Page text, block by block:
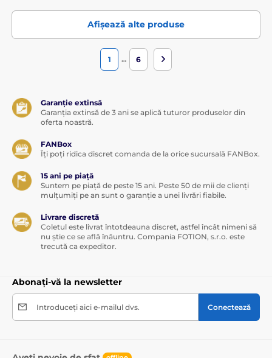
Afișează alte produse
1 … 6
Garanție extinsă
Garanția extinsă de 3 ani se aplică tuturor produselor din
oferta noastră.
FANBox
Îți poți ridica discret comanda de la orice sucursală FANBox.
15 ani pe piață
Suntem pe piață de peste 15 ani. Peste 50 de mii de clienți
mulțumiți pe an sunt o garanție a unei livrări fiabile.
Livrare discretă
Coletul este livrat întotdeauna discret, astfel încât nimeni să
nu știe ce se află înăuntru. Compania FOTION, s.r.o. este
trecută ca expeditor.
Abonați-vă la newsletter
Introduceți aici e-mailul dvs. Conectează